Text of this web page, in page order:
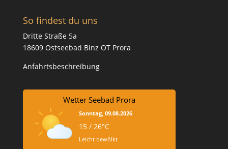
So findest du uns
Dritte Straße 5a
18609 Ostseebad Binz OT Prora
Anfahrtsbeschreibung
Wetter Seebad Prora
Sonntag, 09.08.2026
15 / 26°C
Leicht bewölkt